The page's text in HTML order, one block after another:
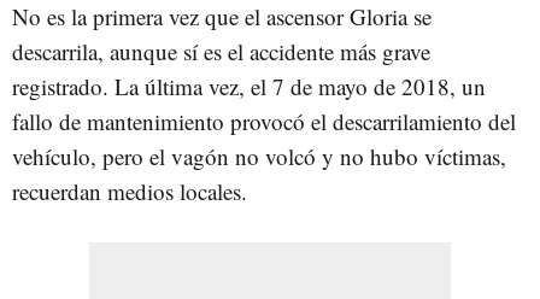
No es la primera vez que el ascensor Gloria se
descarrila, aunque sí es el accidente más grave
registrado. La última vez, el 7 de mayo de 2018, un
fallo de mantenimiento provocó el descarrilamiento del
vehículo, pero el vagón no volcó y no hubo víctimas,
recuerdan medios locales.